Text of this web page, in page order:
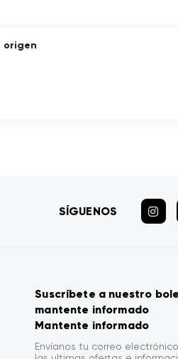
origen
SÍGUENOS
Suscríbete a nuestro
mantente informado
Mantente informado
Envíanos tu correo